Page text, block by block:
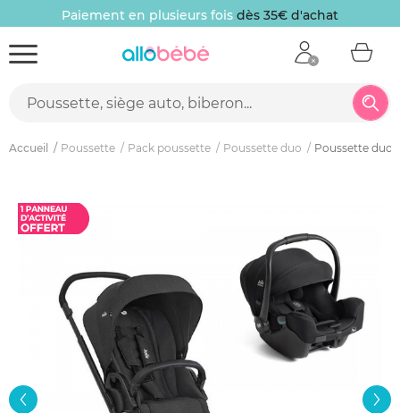
Paiement en plusieurs fois dès 35€ d'achat
Accueil Poussette Pack poussette Poussette duo Poussette duo
New